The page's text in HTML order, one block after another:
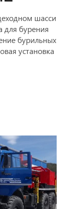
шасси
для бурения
бурильных
установка